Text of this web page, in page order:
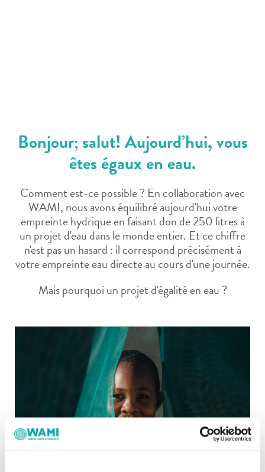
Bonjour; salut! Aujourd’hui, vous
êtes égaux en eau.
Comment est-ce possible ? En collaboration avec
WAMI, nous avons équilibré aujourd'hui votre
empreinte hydrique en faisant don de 250 litres à
un projet d'eau dans le monde entier. Et ce chiffre
n'est pas un hasard : il correspond précisément à
votre empreinte eau directe au cours d'une journée.
Mais pourquoi un projet d'égalité en eau ?